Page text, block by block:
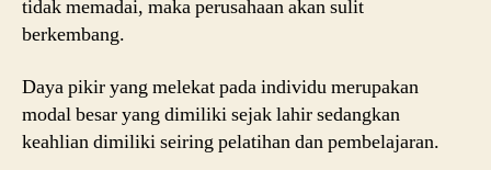
tidak memadai, maka perusahaan akan sulit
berkembang.
Daya pikir yang melekat pada individu merupakan
modal besar yang dimiliki sejak lahir sedangkan
keahlian dimiliki seiring pelatihan dan pembelajaran.